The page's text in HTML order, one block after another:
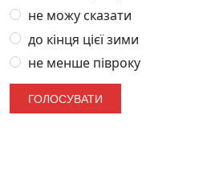
не можу сказати
до кінця цієї зими
не менше півроку